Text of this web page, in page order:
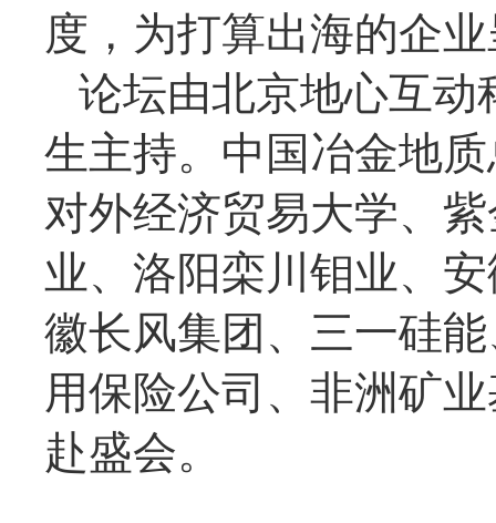
度，为打算出海的企
论坛由北京地心互动
生主持。中国冶金地
对外经济贸易大学、
业、洛阳栾川钼业、
徽长风集团、三一硅
用保险公司、非洲矿
赴盛会。